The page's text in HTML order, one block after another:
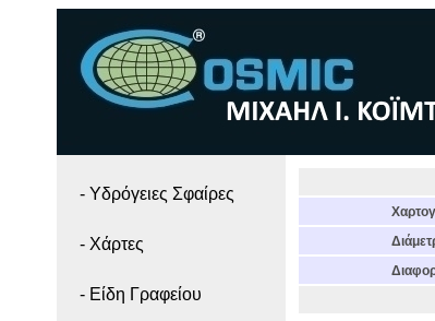
- Yδρόγειες Σφαίρες
- Χάρτες
- Είδη Γραφείου